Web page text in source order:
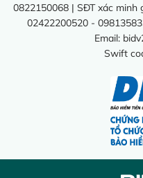
0822150068 | SĐT xác minh
02422200520 -
Email:
Swift